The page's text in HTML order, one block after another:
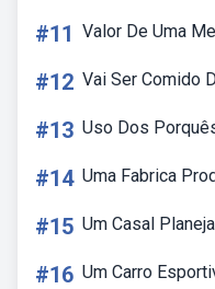
#11 Valor De Uma
#12 Vai Ser Comido
#13 Uso Dos
#14 Uma Fabrica
#15 Um Casal
#16 Um Carro